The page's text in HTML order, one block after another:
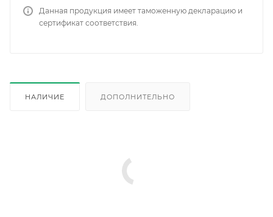
Данная продукция имеет таможенную декларацию и
сертификат соответствия.
НАЛИЧИЕ ДОПОЛНИТЕЛЬНО